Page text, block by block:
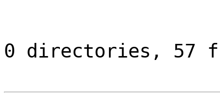
0 directories, 57